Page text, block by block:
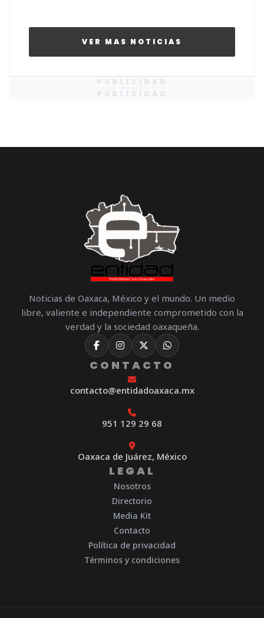
VER MAS NOTICIAS
Noticias de Oaxaca, México y el mundo. Un medio
libre, valiente e independiente comprometido con la
verdad y la sociedad oaxaqueña.
CONTACTO
contacto@entidadoaxaca.mx
951 129 29 68
Oaxaca de Juárez, México
LEGAL
Nosotros
Directorio
Media Kit
Contacto
Política de privacidad
Términos y condiciones